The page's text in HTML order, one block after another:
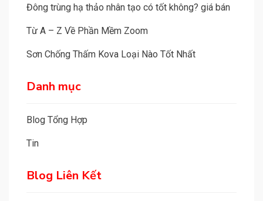
Đông trùng hạ thảo nhân tạo có tốt không? giá bán
Từ A – Z Về Phần Mềm Zoom
Sơn Chống Thấm Kova Loại Nào Tốt Nhất
Danh mục
Blog Tổng Hợp
Tin
Blog Liên Kết